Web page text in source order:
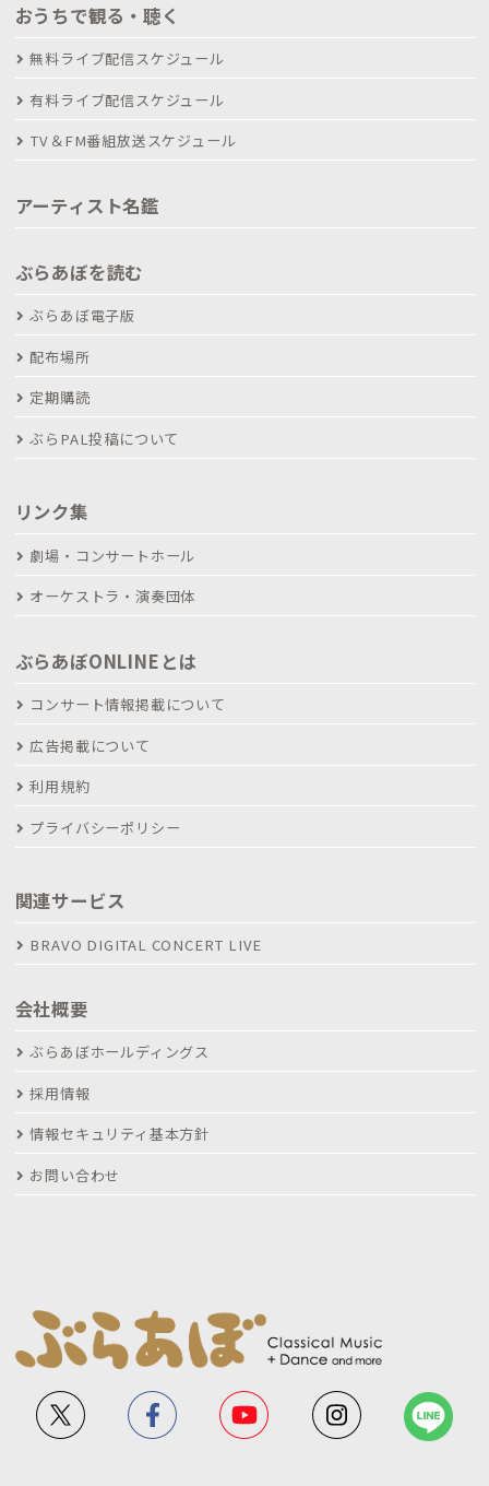
おうちで観る・聴く
無料ライブ配信スケジュール
有料ライブ配信スケジュール
TV＆FM番組放送スケジュール
アーティスト名鑑
ぶらあぼを読む
ぶらあぼ電子版
配布場所
定期購読
ぶらPAL投稿について
リンク集
劇場・コンサートホール
オーケストラ・演奏団体
ぶらあぼONLINEとは
コンサート情報掲載について
広告掲載について
利用規約
プライバシーポリシー
関連サービス
BRAVO DIGITAL CONCERT LIVE
会社概要
ぶらあぼホールディングス
採用情報
情報セキュリティ基本方針
お問い合わせ